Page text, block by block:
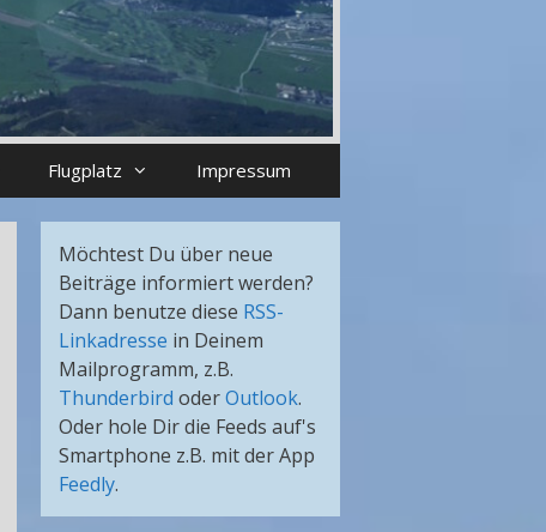
Flugplatz Impressum
Möchtest Du über neue
Beiträge informiert werden?
Dann benutze diese RSS-
Linkadresse in Deinem
Mailprogramm, z.B.
Thunderbird oderOutlook.
Oder hole Dir die Feeds auf's
Smartphone z.B. mit der App
Feedly.